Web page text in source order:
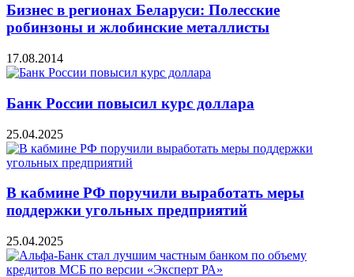
Бизнес в регионах Беларуси: Полесские
робинзоны и жлобинские металлисты
17.08.2014
Банк России повысил курс доллара
25.04.2025
В кабмине РФ поручили выработать меры
поддержки угольных предприятий
25.04.2025